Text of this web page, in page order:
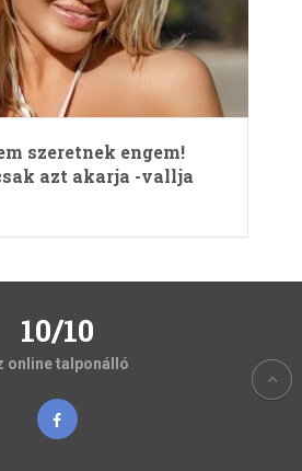
szeretnek engem!
azt akarja -vallja
10/10
online talponálló